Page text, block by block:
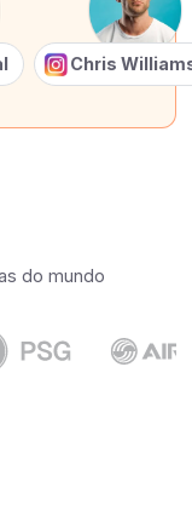
Chris
do mundo